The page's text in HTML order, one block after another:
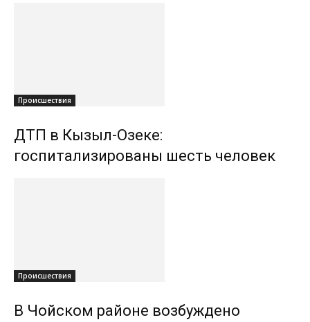
Происшествия
ДТП в Кызыл-Озеке:
госпитализированы шесть человек
Происшествия
В Чойском районе возбуждено